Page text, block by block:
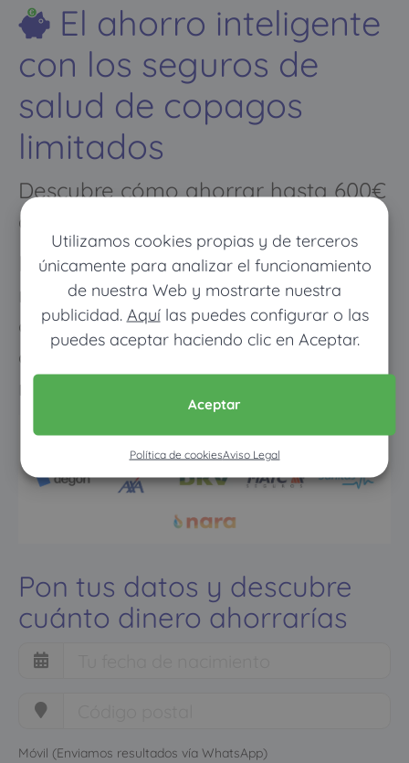
Utilizamos cookies propias y de terceros
únicamente para analizar el funcionamiento
de nuestra Web y mostrarte nuestra
publicidad. Aquílas puedes configurar o las
puedes aceptar haciendo clic en Aceptar.
Aceptar
Política de cookiesAviso Legal
El ahorro inteligente
con los seguros de
salud de copagos
limitados
Descubre cómo ahorrar hasta 600€
al año en tu seguro de salud
Los meses que vayas poco al
médico pagarás muy poco, y
cuando vayas mucho pagarás
como con un seguro médico
normal
Pon tus datos y descubre
cuánto dinero ahorrarías
Móvil (Enviamos resultados vía WhatsApp)